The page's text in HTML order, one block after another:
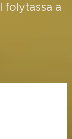
folytassa a